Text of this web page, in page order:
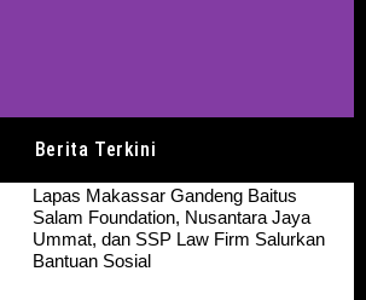
Berita Terkini
Lapas Makassar Gandeng Baitus
Salam Foundation, Nusantara Jaya
Ummat, dan SSP Law Firm Salurkan
Bantuan Sosial